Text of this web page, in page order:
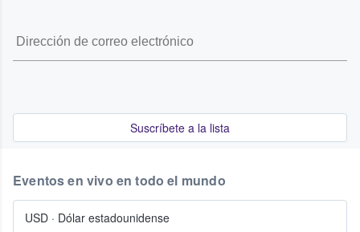
Suscríbete a la lista
Eventos en vivo en todo el mundo
USD · Dólar estadounidense